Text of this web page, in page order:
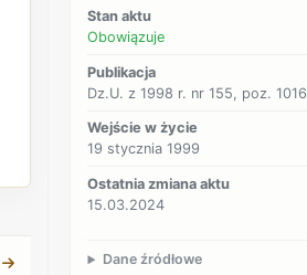
Stan aktu
Obowiązuje
Publikacja
Dz.U. z 1998 r. nr 155, poz. 1016
Wejście w życie
19 stycznia 1999
Ostatnia zmiana aktu
15.03.2024
Dane źródłowe